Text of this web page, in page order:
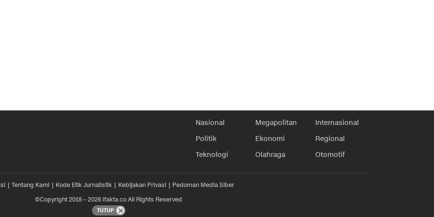
Nasional Megapolitan
Internasional
Politik
Ekonomi
Regional
Teknologi
Olahraga Otomotif
Tentang Kami Kode Etik Jurnalistik Kebijakan Privasi
Pedoman Media Siber
©Copyright 2018 – 2026 ifakta.co All Rights Reserved
TUTUP